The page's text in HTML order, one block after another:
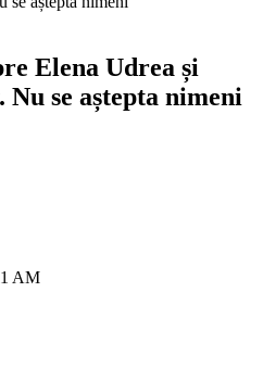
Elena Udrea și
se aștepta nimeni
AM